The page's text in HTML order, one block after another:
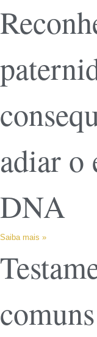
adiar o
DNA
Saiba mais »